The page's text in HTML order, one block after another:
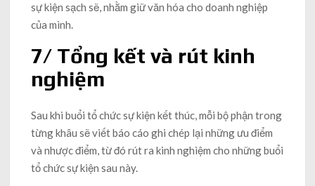
sự kiện sạch sẽ, nhằm giữ văn hóa cho doanh nghiệp
của mình.
7/ Tổng kết và rút kinh
nghiệm
Sau khi buổi tổ chức sự kiện kết thúc, mỗi bộ phận trong
từng khâu sẽ viết báo cáo ghi chép lại những ưu điểm
và nhược điểm, từ đó rút ra kinh nghiệm cho những buổi
tổ chức sự kiện sau này.